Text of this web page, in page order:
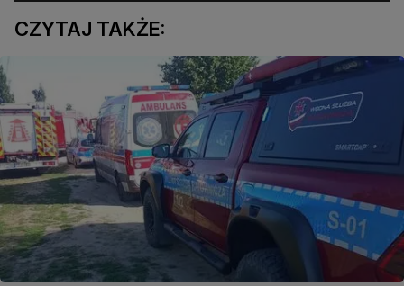
CZYTAJ TAKŻE: